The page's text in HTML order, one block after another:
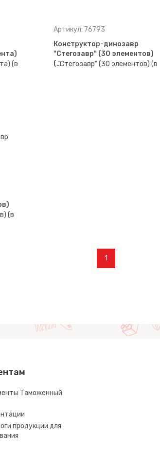
Артикул: 76793
Конструктор-динозавр
"Стегозавр" (30 элементов)
(…
1
Таможенный
продукции для